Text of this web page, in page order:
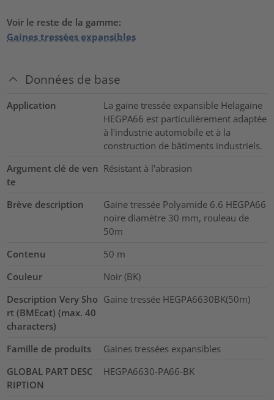
Voir le reste de la gamme:
Gaines tressées expansibles
Données de base
Application
La gaine tressée expansible Helagaine
HEGPA66 est particulièrement adaptée
à l'industrie automobile et à la
construction de bâtiments industriels.
Argument clé de ven
te
Résistant à l'abrasion
Brève description
Gaine tressée Polyamide 6.6 HEGPA66
noire diamètre 30 mm, rouleau de
50m
Contenu
50 m
Couleur
Noir (BK)
Description Very Sho
rt (BMEcat) (max. 40
characters)
Gaine tressée HEGPA6630BK(50m)
Famille de produits
Gaines tressées expansibles
GLOBAL PART DESC
RIPTION
HEGPA6630-PA66-BK